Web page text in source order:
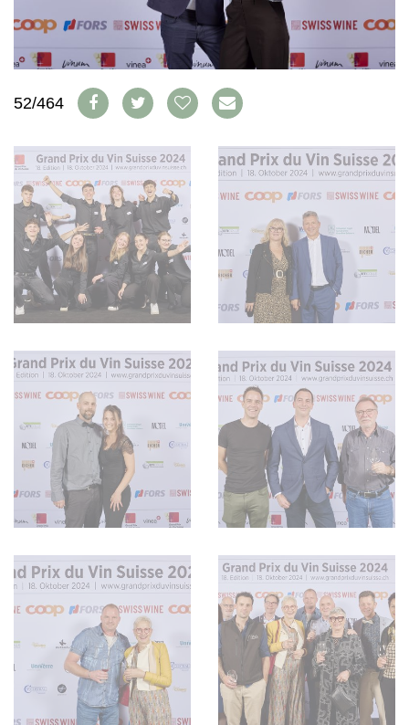
ABO
ARCHIV
VORTEILSWELT
BÜCHER
PORTRAITS
VINOPHILES
ANMELDEN
AWARDS
GEWINNSPIELE
VORTEILSWELT
TRINKREIFETABELLE
ABO
WEINSUCHE
NEWSLETTER
WINE TRADE CLUB
REDAKTION
JOBS
WERBUNG
IMPRESSUM
AGB & DATENSCHUTZ
52/464